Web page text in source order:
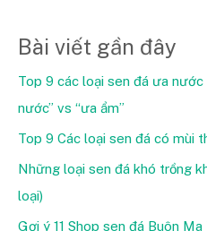
Bài viết gần đây
Top 9 các loại sen đá ưa
nước” vs “ưa ẩm”
Top 9 Các loại sen đá có mùi
Những loại sen đá khó trồng
loại)
Gợi ý 11 Shop sen đá Buôn